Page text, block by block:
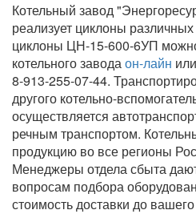
Котельный завод
реализует циклоны
циклоны ЦН-15-600-6УП
котельного заводаон-лайн
8-913-255-07-44.
другого котельно-
осуществляется
речным транспортом.
продукцию во все регионы
Менеджеры отдела сбыта
вопросам подбора
стоимость доставки до